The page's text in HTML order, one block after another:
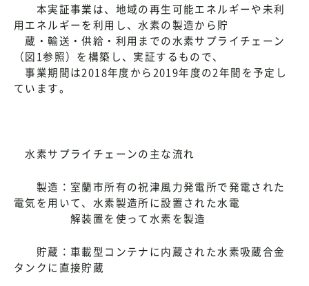
本実証事業は、地域の再生可能エネルギーや未利
用エネルギーを利用し、水素の製造から貯
蔵・輸送・供給・利用までの水素サプライチェーン
（図1参照）を構築し、実証するもので、
事業期間は2018年度から2019年度の2年間を予定し
ています。
水素サプライチェーンの主な流れ
製造：室蘭市所有の祝津風力発電所で発電された
電気を用いて、水素製造所に設置された水電
解装置を使って水素を製造
貯蔵：車載型コンテナに内蔵された水素吸蔵合金
タンクに直接貯蔵